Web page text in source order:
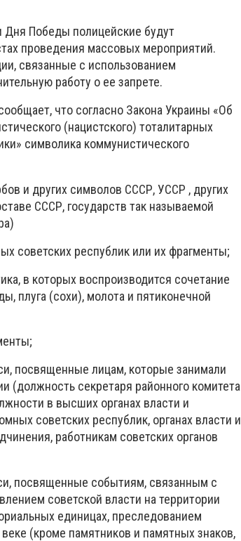
Победы полицейские будут
проведения массовых мероприятий.
связанные с использованием
работу о ее запрете.
что согласно Закона Украины «Об
(нацистского) тоталитарных
символика коммунистического
и других символов СССР, УССР , других
СССР, государств так называемой
советских республик или их фрагменты;
в которых воспроизводится сочетание
плуга (сохи), молота и пятиконечной
посвященные лицам, которые занимали
(должность секретаря районного комитета
в высших органах власти и
советских республик, органах власти и
работникам советских органов
посвященные событиям, связанным с
советской власти на территории
единицах, преследованием
(кроме памятников и памятных знаков,